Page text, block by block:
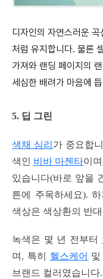
디자인의 자연스러운
처럼 유지합니다. 물론
가져와 랜딩 페이지의
세심한 배려가 마음에
5. 딥 그린
색채 심리 가 중요합
색인 비바 마젠타이
있습니다(바로 앞을
튼에 주목하세요).
색상은 색상환의 반
녹색은 몇 년 전부터
며, 특히
헬스케어
브랜드 컬러였습니